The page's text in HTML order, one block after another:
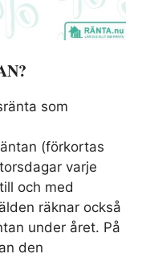
som
(förkortas
varje
och med
räknar också
under året. På
den